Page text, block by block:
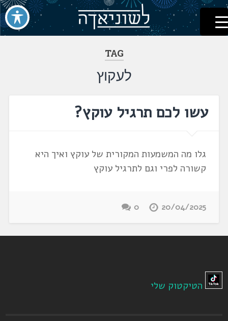
דלג
לתוכן
לשוניאדה
עברית. לשון. שפה
TAG
לעקוץ
עשו לכם תרגיל עוקץ?
גלו מה המשמעות המקורית של עוקץ ואיך היא
קשורה לפרי וגם לתרגיל עוקץ
20/04/2025
0
הטיקטוק שלי